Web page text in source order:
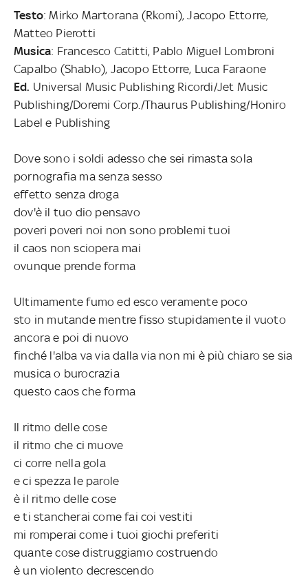
Testo: Mirko Martorana (Rkomi), Jacopo Ettorre,
Matteo Pierotti
Musica: Francesco Catitti, Pablo Miguel Lombroni
Capalbo (Shablo), Jacopo Ettorre, Luca Faraone
Ed. Universal Music Publishing Ricordi/Jet Music
Publishing/Doremi Corp./Thaurus Publishing/Honiro
Label e Publishing
Dove sono i soldi adesso che sei rimasta sola
pornografia ma senza sesso
effetto senza droga
dov'è il tuo dio pensavo
poveri poveri noi non sono problemi tuoi
il caos non sciopera mai
ovunque prende forma
Ultimamente fumo ed esco veramente poco
sto in mutande mentre fisso stupidamente il vuoto
ancora e poi di nuovo
finché l'alba va via dalla via non mi è più chiaro se sia
musica o burocrazia
questo caos che forma
Il ritmo delle cose
il ritmo che ci muove
ci corre nella gola
e ci spezza le parole
è il ritmo delle cose
e ti stancherai come fai coi vestiti
mi romperai come i tuoi giochi preferiti
quante cose distruggiamo costruendo
è un violento decrescendo